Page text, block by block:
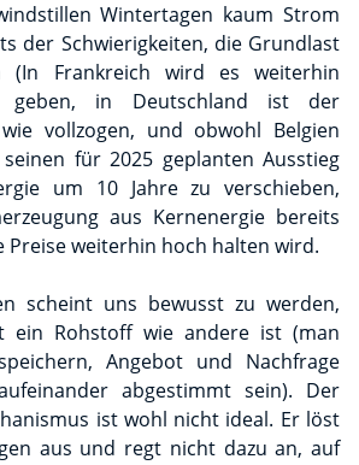
Wintertagen kaum Strom
der Schwierigkeiten, die Grundlast
(In Frankreich wird es weiterhin
geben, in Deutschland ist der
vollzogen, und obwohl Belgien
für 2025 geplanten Ausstieg
um 10 Jahre zu verschieben,
aus Kernenergie bereits
Preise weiterhin hoch halten wird.
scheint uns bewusst zu werden,
ein Rohstoff wie andere ist (man
Angebot und Nachfrage
abgestimmt sein). Der
ist wohl nicht ideal. Er löst
aus und regt nicht dazu an, auf